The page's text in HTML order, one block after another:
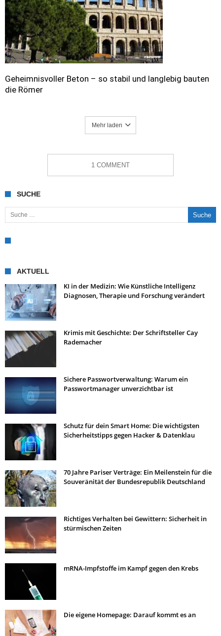
Geheimnisvoller Beton – so stabil und langlebig bauten
die Römer
Mehr laden
1 COMMENT
SUCHE
Suche nach:
AKTUELL
KI in der Medizin: Wie Künstliche Intelligenz
Diagnosen, Therapie und Forschung verändert
Krimis mit Geschichte: Der Schriftsteller Cay
Rademacher
Sichere Passwortverwaltung: Warum ein
Passwortmanager unverzichtbar ist
Schutz für dein Smart Home: Die wichtigsten
Sicherheitstipps gegen Hacker & Datenklau
70 Jahre Pariser Verträge: Ein Meilenstein für die
Souveränität der Bundesrepublik Deutschland
Richtiges Verhalten bei Gewittern: Sicherheit in
stürmischen Zeiten
mRNA-Impfstoffe im Kampf gegen den Krebs
Die eigene Homepage: Darauf kommt es an